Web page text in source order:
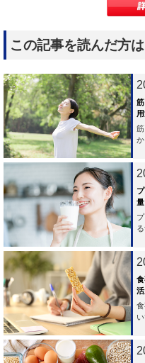
この記事を読んだ方
か